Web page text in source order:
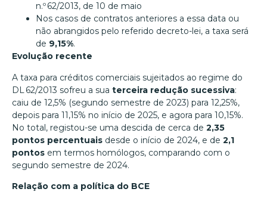
n.º 62/2013, de 10 de maio
Nos casos de contratos anteriores a essa data ou
não abrangidos pelo referido decreto-lei, a taxa será
de 9,15%.
Evolução recente
A taxa para créditos comerciais sujeitados ao regime do
DL 62/2013 sofreu a sua terceira redução sucessiva:
caiu de 12,5% (segundo semestre de 2023) para 12,25%,
depois para 11,15% no início de 2025, e agora para 10,15%.
No total, registou-se uma descida de cerca de 2,35
pontos percentuais desde o início de 2024, e de 2,1
pontos em termos homólogos, comparando com o
segundo semestre de 2024.
Relação com a política do BCE